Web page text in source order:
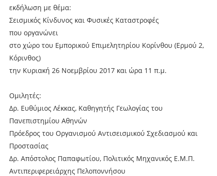
εκδήλωση με θέμα:
Σεισμικός Κίνδυνος και Φυσικές Καταστροφές
που οργανώνει
στο χώρο του Εμπορικού Επιμελητηρίου Κορίνθου (Ερμού 2,
Κόρινθος)
την Κυριακή 26 Νοεμβρίου 2017 και ώρα 11 π.μ.
Ομιλητές:
Δρ. Ευθύμιος Λέκκας, Καθηγητής Γεωλογίας του
Πανεπιστημίου Αθηνών
Πρόεδρος του Οργανισμού Αντισεισμικού Σχεδιασμού και
Προστασίας
Δρ. Απόστολος Παπαφωτίου, Πολιτικός Μηχανικός Ε.Μ.Π.
Αντιπεριφερειάρχης Πελοποννήσου